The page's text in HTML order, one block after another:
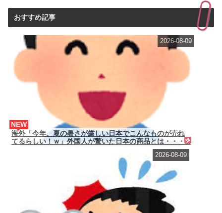
おすすめ記事
海外「今年、夏の暑さが厳しい日本でこんなものが売れ
てるらしい！ｗ」外国人が驚いた日本の商品とは・・・...
NEW
2026-08-09
2026-08-09